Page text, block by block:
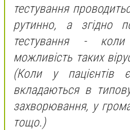
тестування
рутинно, а згідно
тестування -
можливість таких
(Коли у пацієнтів
вкладаються в
захворювання, у
тощо.)